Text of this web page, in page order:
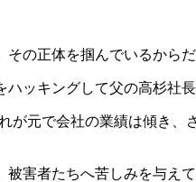
の正体を掴んでいるからだ
ッキングして父の高杉社長
元で会社の業績は傾き
害者たちへ苦しみを与え